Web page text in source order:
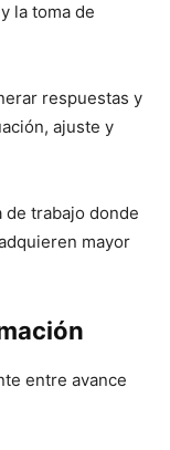
la toma de
respuestas y
ajuste y
de trabajo donde
mayor
entre avance